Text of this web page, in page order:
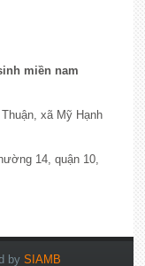
miền nam
xã Mỹ Hạnh
14, quận 10,
bySIAMB